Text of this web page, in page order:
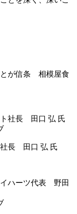
とが信条 相模屋食
社長 田口 弘 氏